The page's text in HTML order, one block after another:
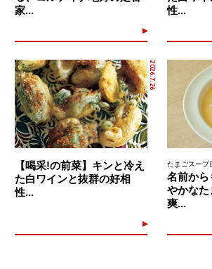
家...
性...
2026.7.26
【喝采!の前菜】キンと冷え
た白ワインと抜群の好相
性...
たまごスープ
名前から
やかなた
爽...